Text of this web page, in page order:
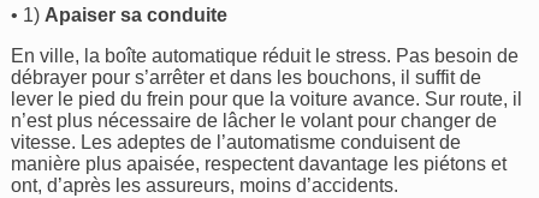
• 1) Apaiser sa conduite
En ville, la boîte automatique réduit le stress. Pas besoin de
débrayer pour s’arrêter et dans les bouchons, il suffit de
lever le pied du frein pour que la voiture avance. Sur route, il
n’est plus nécessaire de lâcher le volant pour changer de
vitesse. Les adeptes de l’automatisme conduisent de
manière plus apaisée, respectent davantage les piétons et
ont, d’après les assureurs, moins d’accidents.